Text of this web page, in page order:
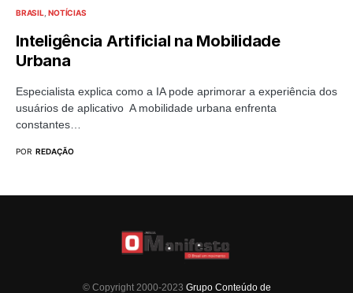
BRASIL NOTÍCIAS
Inteligência Artificial na Mobilidade
Urbana
Especialista explica como a IA pode aprimorar a experiência dos
usuários de aplicativo A mobilidade urbana enfrenta
constantes…
POR REDAÇÃO
© Copyright 2000-2023 Grupo Conteúdo de